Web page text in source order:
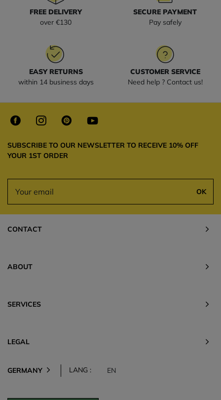
FREE DELIVERY
over €130
SECURE PAYMENT
Pay safely
EASY RETURNS
within 14 business days
CUSTOMER SERVICE
Need help ? Contact us!
SUBSCRIBE TO OUR NEWSLETTER TO RECEIVE 10% OFF
YOUR 1ST ORDER
OK
CONTACT
ABOUT
SERVICES
LEGAL
GERMANY LANG : EN